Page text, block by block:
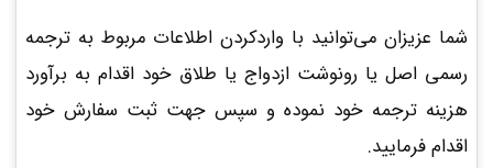
شما عزیزان می‌توانید با واردکردن اطلاعات مربوط به ترجمه
رسمی اصل یا رونوشت ازدواج یا طلاق خود اقدام به برآورد
هزینه ترجمه خود نموده و سپس جهت ثبت سفارش خود
اقدام فرمایید.